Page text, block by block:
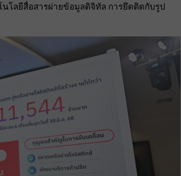
โลยีสื่อสารผ่ายข้อมูลดิจิทัล การยึดติดกับรูป